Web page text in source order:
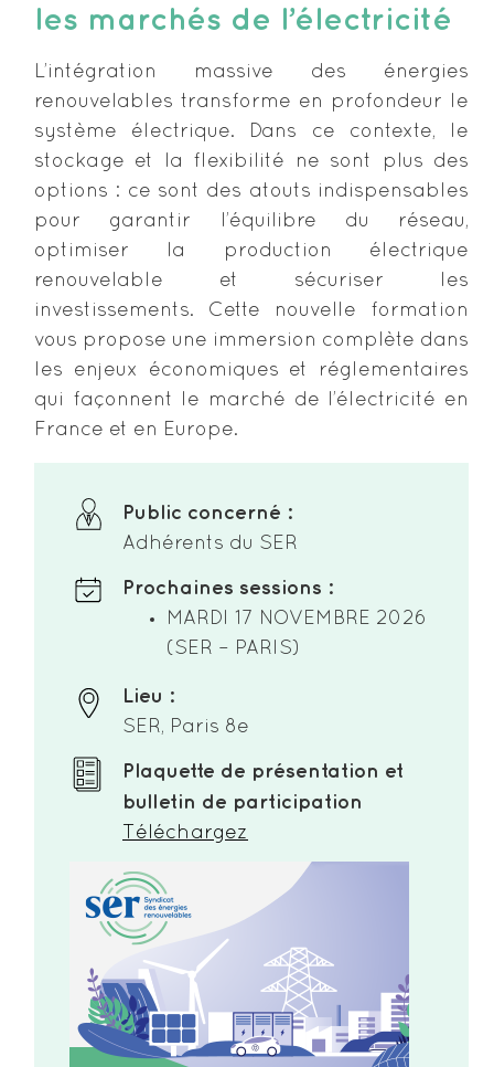
les marchés de l’électricité
L’intégration massive des énergies
renouvelables transforme en profondeur le
système électrique. Dans ce contexte, le
stockage et la flexibilité ne sont plus des
options : ce sont des atouts indispensables
pour garantir l’équilibre du réseau,
optimiser la production électrique
renouvelable et sécuriser les
investissements. Cette nouvelle formation
vous propose une immersion complète dans
les enjeux économiques et réglementaires
qui façonnent le marché de l’électricité en
France et en Europe.
Public concerné :
Adhérents du SER
Prochaines sessions :
MARDI 17 NOVEMBRE 2026
(SER – PARIS)
Lieu :
SER, Paris 8e
Plaquette de présentation et
bulletin de participation
Téléchargez